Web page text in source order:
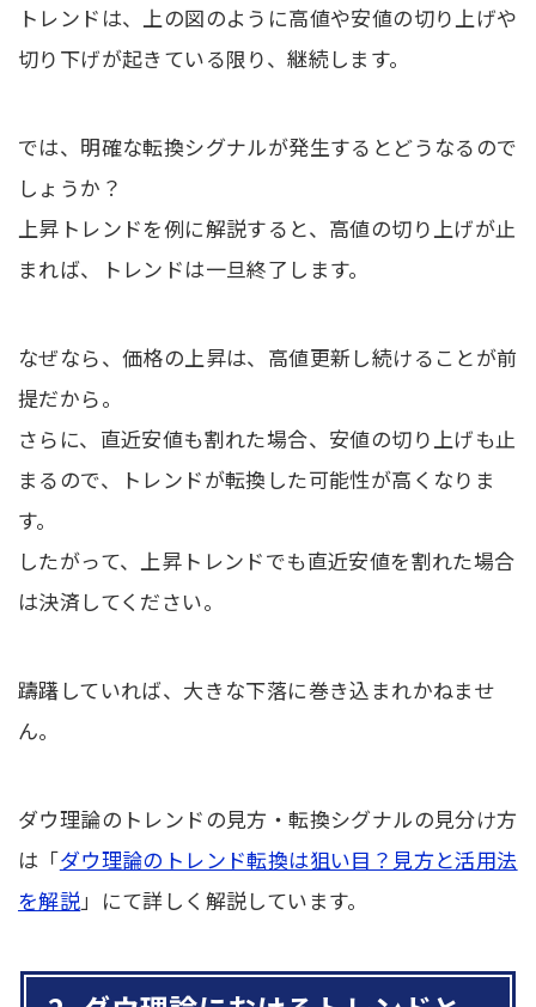
トレンドは、上の図のように高値や安値の切り上げや
切り下げが起きている限り、継続します。
では、明確な転換シグナルが発生するとどうなるので
しょうか？
上昇トレンドを例に解説すると、高値の切り上げが止
まれば、トレンドは一旦終了します。
なぜなら、価格の上昇は、高値更新し続けることが前
提だから。
さらに、直近安値も割れた場合、安値の切り上げも止
まるので、トレンドが転換した可能性が高くなりま
す。
したがって、上昇トレンドでも直近安値を割れた場合
は決済してください。
躊躇していれば、大きな下落に巻き込まれかねませ
ん。
ダウ理論のトレンドの見方・転換シグナルの見分け方
は「ダウ理論のトレンド転換は狙い目？見方と活用法
を解説」にて詳しく解説しています。